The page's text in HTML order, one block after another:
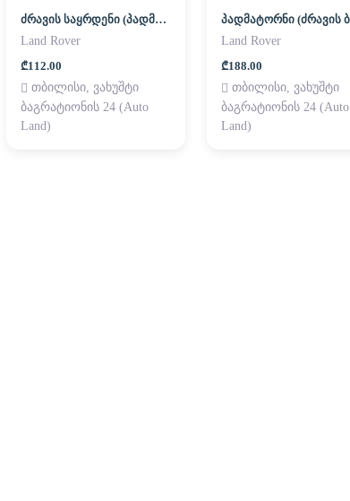
ძრავის საყრდენი (პადმატორნი)
Land Rover
₾112.00
თბილისი, ვახუშტი
ბაგრატიონის 24 (Auto
Land)
Land Rover
₾188.00
თბილისი, ვახუშტი
ბაგრატიონის 24 (Auto
Land)